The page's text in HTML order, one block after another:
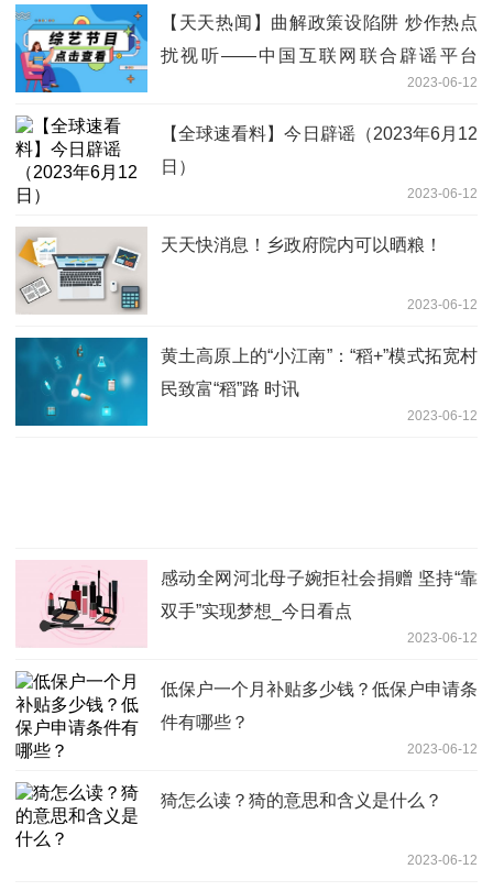
【天天热闻】曲解政策设陷阱 炒作热点
扰视听——中国互联网联合辟谣平台
2023-06-12
【全球速看料】今日辟谣（2023年6月12
日）
2023-06-12
天天快消息！乡政府院内可以晒粮！
2023-06-12
黄土高原上的“小江南”：“稻+”模式拓宽村
民致富“稻”路 时讯
2023-06-12
感动全网河北母子婉拒社会捐赠 坚持“靠
双手”实现梦想_今日看点
2023-06-12
低保户一个月补贴多少钱？低保户申请条
件有哪些？
2023-06-12
猗怎么读？猗的意思和含义是什么？
2023-06-12